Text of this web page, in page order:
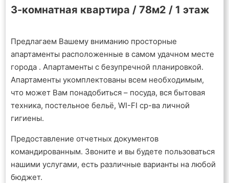
3-комнатная квартира / 78м2 / 1 этаж
Предлагаем Вашему вниманию просторные
апартаменты расположенные в самом удачном месте
города . Апартаменты с безупречной планировкой.
Апартаменты укомплектованы всем необходимым,
что может Вам понадобиться – посуда, вся бытовая
техника, постельное бельё, WI-FI ср-ва личной
гигиены.
Предоставление отчетных документов
командированным. Звоните и вы будете пользоваться
нашими услугами, есть различные варианты на любой
бюджет.